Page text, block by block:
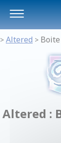
> Altered >
Altered :